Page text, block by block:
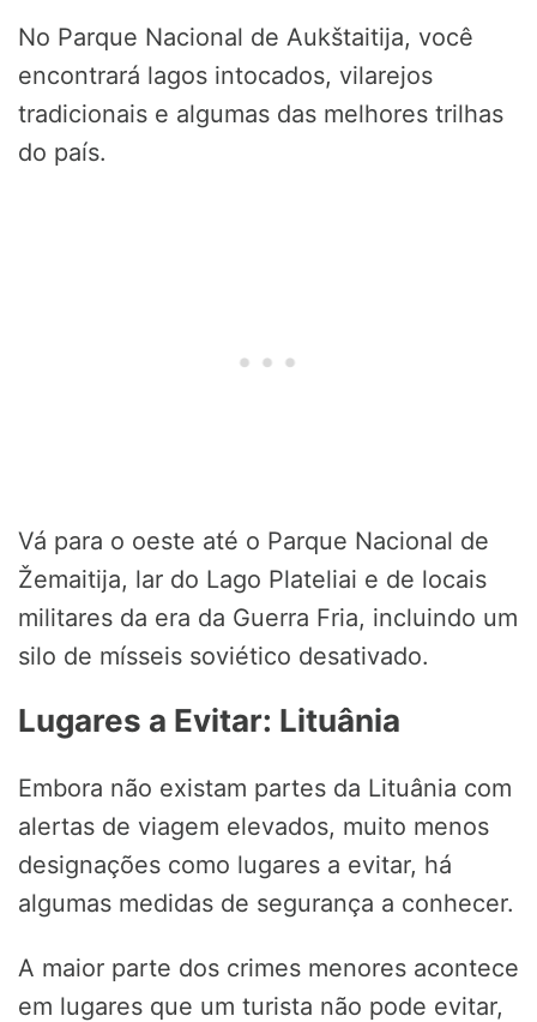
No Parque Nacional de Aukštaitija, você
encontrará lagos intocados, vilarejos
tradicionais e algumas das melhores trilhas
do país.
Vá para o oeste até o Parque Nacional de
Žemaitija, lar do Lago Plateliai e de locais
militares da era da Guerra Fria, incluindo um
silo de mísseis soviético desativado.
Lugares a Evitar: Lituânia
Embora não existam partes da Lituânia com
alertas de viagem elevados, muito menos
designações como lugares a evitar, há
algumas medidas de segurança a conhecer.
A maior parte dos crimes menores acontece
em lugares que um turista não pode evitar,